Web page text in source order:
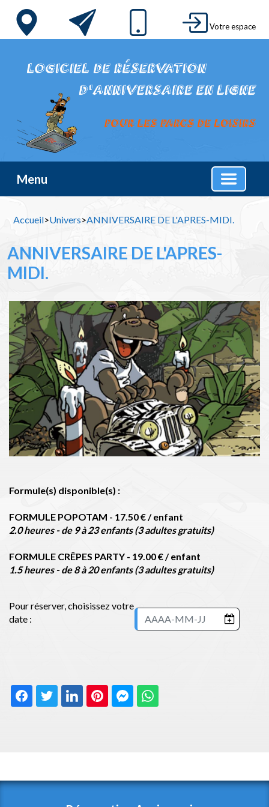
Votre espace
Menu
Accueil>Univers>ANNIVERSAIRE DE L'APRES-MIDI.
ANNIVERSAIRE DE L'APRES-
MIDI.
Formule(s) disponible(s) :
FORMULE POPOTAM - 17.50 € / enfant
2.0 heures - de 9 à 23 enfants (3 adultes gratuits)
FORMULE CRÊPES PARTY - 19.00 € / enfant
1.5 heures - de 8 à 20 enfants (3 adultes gratuits)
Pour réserver, choisissez votre
date :